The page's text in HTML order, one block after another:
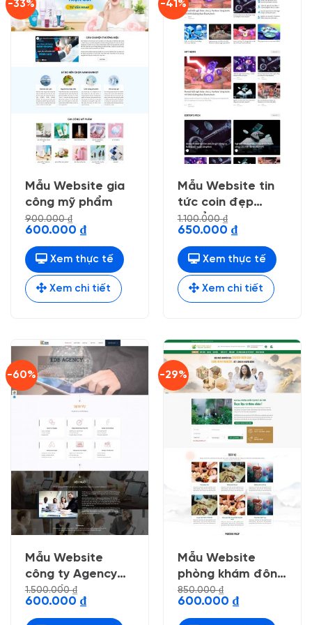
-33%
Mẫu Website gia
công mỹ phẩm
900.000₫
Giá
gốc
là:
900.000 ₫.
600.000 ₫Giá
hiện
tại
là:
600.000 ₫.
Xem thực tế
Xem chi tiết
-41%
Mẫu Website tin
tức coin đẹp
chuẩn seo
1.100.000₫
Giá
gốc
là:
1.100.000 ₫.
650.000 ₫Giá
hiện
tại
là:
650.000 ₫.
Xem thực tế
Xem chi tiết
-60%
Mẫu Website
công ty Agency
Digital Marketing
Online
1.500.000₫
Giá
là:
600.000 ₫Giá
hiện
tại
-29%
Mẫu Website
phòng khám đông
y
850.000₫
Giá
là:
600.000 ₫Giá
hiện
tại